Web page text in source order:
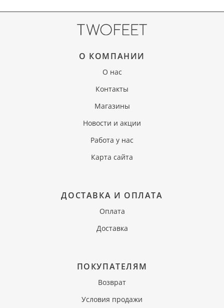
О КОМПАНИИ
О нас
Контакты
Магазины
Новости и акции
Работа у нас
Карта сайта
ДОСТАВКА И ОПЛАТА
Оплата
Доставка
ПОКУПАТЕЛЯМ
Возврат
Условия продажи